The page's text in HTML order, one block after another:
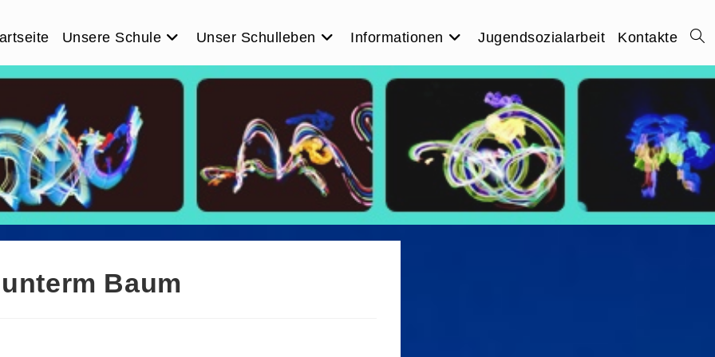
Unsere Schule Unser Schulleben Informationen Jugendsozialarbeit Kontakte
Baum
Baum